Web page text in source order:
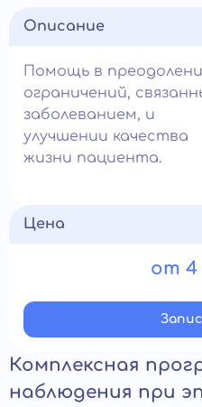
Описание
Помощь в
ограничений,
заболеванием, и
улучшении качества
жизни пациента.
Цена
от 4
Комплексная
наблюдения при